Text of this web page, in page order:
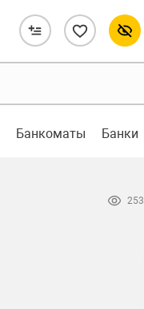
Банкоматы Банки
253